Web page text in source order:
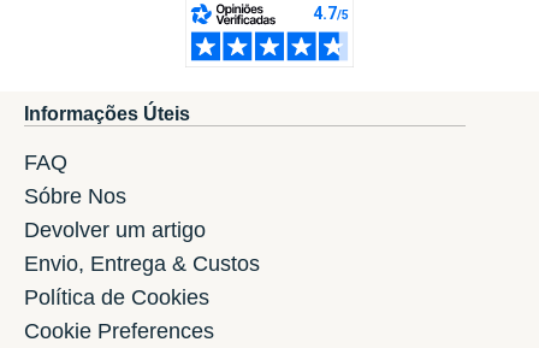
Informações Úteis
FAQ
Sóbre Nos
Devolver um artigo
Envio, Entrega & Custos
Política de Cookies
Cookie Preferences